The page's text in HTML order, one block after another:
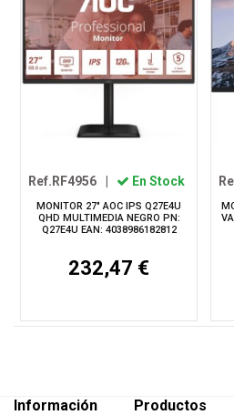
Ref.RF4956 En Stock
MONITOR 27" AOC IPS Q27E4U
QHD MULTIMEDIA NEGRO PN:
Q27E4U EAN: 4038986182812
232,47 €
Información Productos